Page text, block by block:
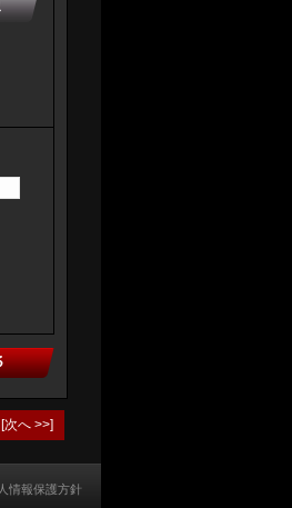
[次へ >>]
情報保護方針